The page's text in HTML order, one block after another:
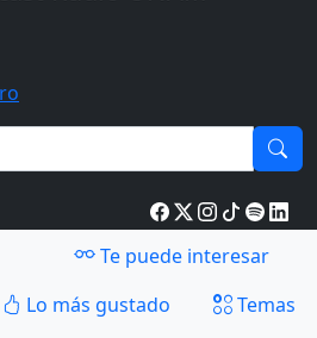
Te puede interesar
Lo más gustado
Temas